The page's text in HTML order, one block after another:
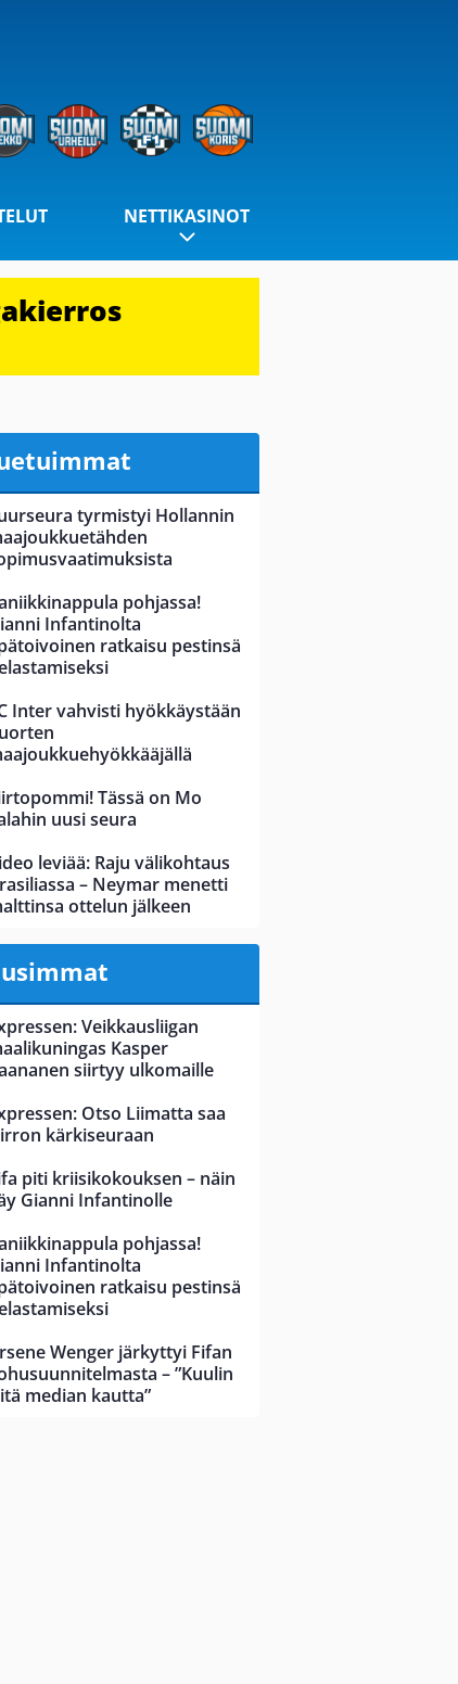
NETTIKASINOT
tyrmistyi Hollannin
pohjassa!
Infantinolta
ratkaisu pestinsä
Inter vahvisti hyökkäystään
Tässä on Mo
uusi seura
leviää: Raju välikohtaus
– Neymar menetti
ottelun jälkeen
Veikkausliigan
Kasper
siirtyy ulkomaille
Otso Liimatta saa
kärkiseuraan
piti kriisikokouksen – näin
Gianni Infantinolle
pohjassa!
Infantinolta
ratkaisu pestinsä
Wenger järkyttyi Fifan
– ”Kuulin
median kautta”